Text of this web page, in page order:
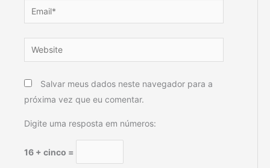
Email*
Website
Salvar meus dados neste navegador para a
próxima vez que eu comentar.
Digite uma resposta em números:
16 + cinco =